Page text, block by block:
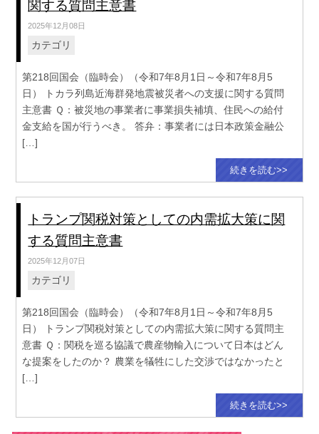
関する質問主意書
2025年12月08日
カテゴリ
第218回国会（臨時会）（令和7年8月1日～令和7年8月5
日） トカラ列島近海群発地震被災者への支援に関する質問
主意書 Ｑ：被災地の事業者に事業損失補填、住民への給付
金支給を国が行うべき。 答弁：事業者には日本政策金融公
[…]
続きを読む>>
トランプ関税対策としての内需拡大策に関
する質問主意書
2025年12月07日
カテゴリ
第218回国会（臨時会）（令和7年8月1日～令和7年8月5
日） トランプ関税対策としての内需拡大策に関する質問主
意書 Ｑ：関税を巡る協議で農産物輸入について日本はどん
な提案をしたのか？ 農業を犠牲にした交渉ではなかったと
[…]
続きを読む>>